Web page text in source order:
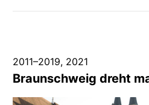
Braunschweig dreht
2011–2019, 2021